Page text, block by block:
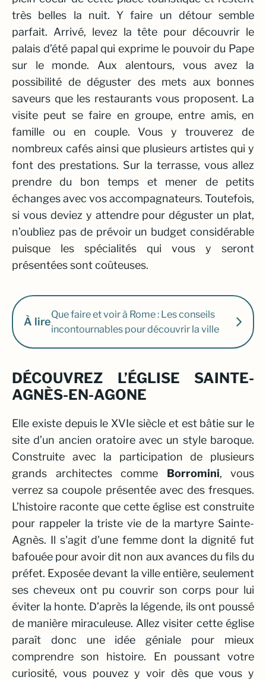
très belles la nuit. Y faire un détour semble
parfait. Arrivé, levez la tête pour découvrir le
palais d’été papal qui exprime le pouvoir du Pape
sur le monde. Aux alentours, vous avez la
possibilité de déguster des mets aux bonnes
saveurs que les restaurants vous proposent. La
visite peut se faire en groupe, entre amis, en
famille ou en couple. Vous y trouverez de
nombreux cafés ainsi que plusieurs artistes qui y
font des prestations. Sur la terrasse, vous allez
prendre du bon temps et mener de petits
échanges avec vos accompagnateurs. Toutefois,
si vous deviez y attendre pour déguster un plat,
n’oubliez pas de prévoir un budget considérable
puisque les spécialités qui vous y seront
présentées sont coûteuses.
À lire
Que faire et voir à Rome : Les conseils
incontournables pour découvrir la ville
DÉCOUVREZ L’ÉGLISE SAINTE-
AGNÈS-EN-AGONE
Elle existe depuis le XVIe siècle et est bâtie sur le
site d’un ancien oratoire avec un style baroque.
Construite avec la participation de plusieurs
grands architectes comme Borromini, vous
verrez sa coupole présentée avec des fresques.
L’histoire raconte que cette église est construite
pour rappeler la triste vie de la martyre Sainte-
Agnès. Il s'agit d'une femme dont la dignité fut
bafouée pour avoir dit non aux avances du fils du
préfet. Exposée devant la ville entière, seulement
ses cheveux ont pu couvrir son corps pour lui
éviter la honte. D’après la légende, ils ont poussé
de manière miraculeuse. Allez visiter cette église
paraît donc une idée géniale pour mieux
comprendre son histoire. En poussant votre
curiosité, vous pouvez y voir dès que vous y